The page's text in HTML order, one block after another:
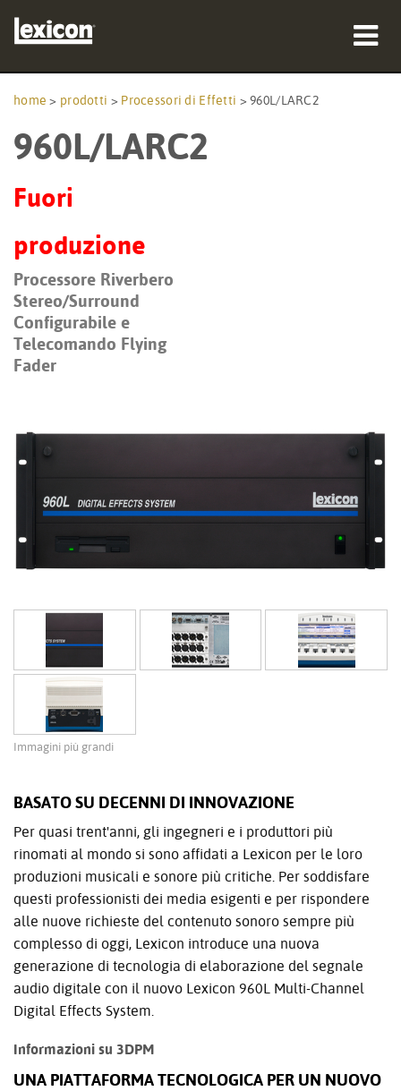
dove acquistare
formazione
supporto
home > prodotti > Processori di Effetti >960L/LARC2
960L/LARC2
Fuori
produzione
Processore Riverbero
Stereo/Surround
Configurabile e
Telecomando Flying
Fader
Immagini più grandi
BASATO SU DECENNI DI INNOVAZIONE
Per quasi trent'anni, gli ingegneri e i produttori più
rinomati al mondo si sono affidati a Lexicon per le loro
produzioni musicali e sonore più critiche. Per soddisfare
questi professionisti dei media esigenti e per rispondere
alle nuove richieste del contenuto sonoro sempre più
complesso di oggi, Lexicon introduce una nuova
generazione di tecnologia di elaborazione del segnale
audio digitale con il nuovo Lexicon 960L Multi-Channel
Digital Effects System.
Informazioni su 3DPM
UNA PIATTAFORMA TECNOLOGICA PER UN NUOVO